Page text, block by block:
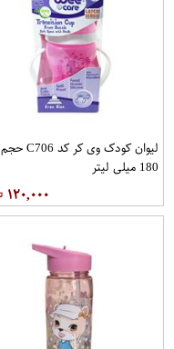
لیوان کودک وی کر کد C706 حجم
180 میلی لیتر
۱۲۰,۰۰۰